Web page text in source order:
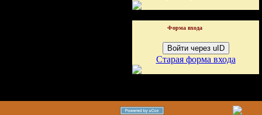
Форма входа
Войти через uID
Старая форма входа